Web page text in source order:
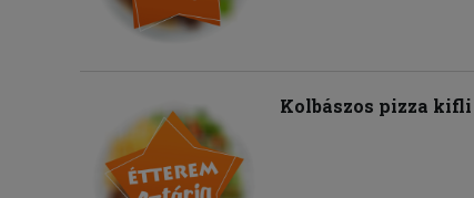
Kolbászos pizza kifli